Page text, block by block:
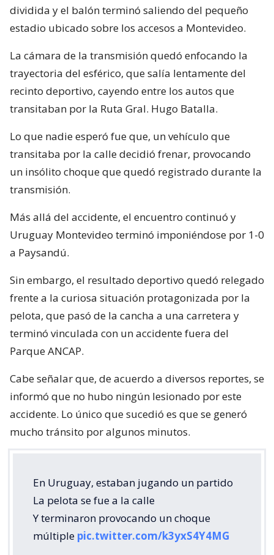
dividida y el balón terminó saliendo del pequeño
estadio ubicado sobre los accesos a Montevideo.
La cámara de la transmisión quedó enfocando la
trayectoria del esférico, que salía lentamente del
recinto deportivo, cayendo entre los autos que
transitaban por la Ruta Gral. Hugo Batalla.
Lo que nadie esperó fue que, un vehículo que
transitaba por la calle decidió frenar, provocando
un insólito choque que quedó registrado durante la
transmisión.
Más allá del accidente, el encuentro continuó y
Uruguay Montevideo terminó imponiéndose por 1-0
a Paysandú.
Sin embargo, el resultado deportivo quedó relegado
frente a la curiosa situación protagonizada por la
pelota, que pasó de la cancha a una carretera y
terminó vinculada con un accidente fuera del
Parque ANCAP.
Cabe señalar que, de acuerdo a diversos reportes, se
informó que no hubo ningún lesionado por este
accidente. Lo único que sucedió es que se generó
mucho tránsito por algunos minutos.
En Uruguay, estaban jugando un partido
La pelota se fue a la calle
Y terminaron provocando un choque
múltiple pic.twitter.com/k3yxS4Y4MG